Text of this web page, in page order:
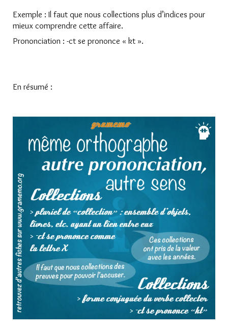
Exemple : Il faut que nous collections plus d’indices pour
mieux comprendre cette affaire.
Prononciation : -ct se prononce « kt ».
En résumé :